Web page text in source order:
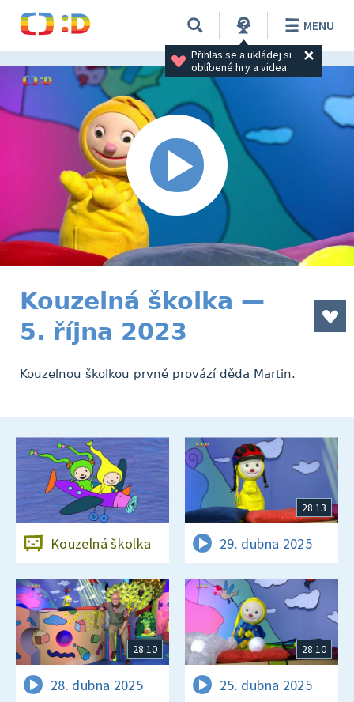
Přihlas se a ukládej si
oblíbené hry a videa.
MENU
Kouzelná školka —
5. října 2023
Kouzelnou školkou prvně provází děda Martin.
Kouzelná školka
28:13
29. dubna 2025
28:10
28. dubna 2025
28:10
25. dubna 2025